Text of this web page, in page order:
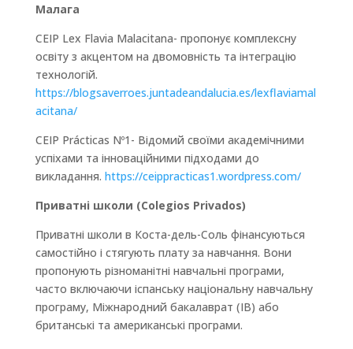
Малага
CEIP Lex Flavia Malacitana- пропонує комплексну
освіту з акцентом на двомовність та інтеграцію
технологій.
https://blogsaverroes.juntadeandalucia.es/lexflaviamal
acitana/
CEIP Prácticas Nº1- Відомий своїми академічними
успіхами та інноваційними підходами до
викладання. https://ceippracticas1.wordpress.com/
Приватні школи (Colegios Privados)
Приватні школи в Коста-дель-Соль фінансуються
самостійно і стягують плату за навчання. Вони
пропонують різноманітні навчальні програми,
часто включаючи іспанську національну навчальну
програму, Міжнародний бакалаврат (IB) або
британські та американські програми.